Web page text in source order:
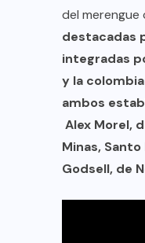
del merengue
destacadas
integradas
y la
ambos
Alex Morel,
Minas,
Godsell, de